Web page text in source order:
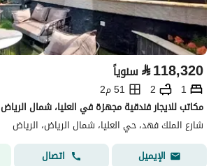
⃁118,320 سنوياً
1
2
51 م2
مكاتب للايجار فندقية مجهزة في العليا، شمال الرياض
شارع الملك فهد، حي العليا، شمال الرياض، الرياض
الإيميل
اتصال